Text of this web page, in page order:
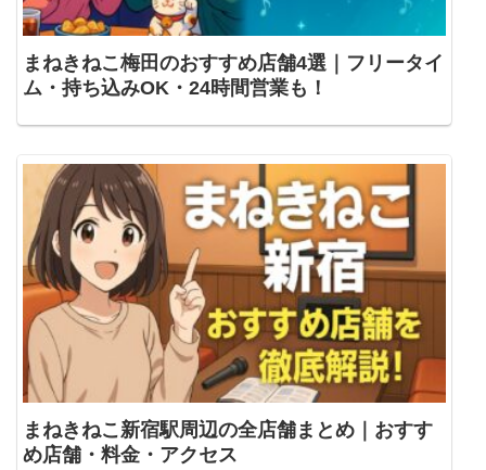
まねきねこ梅田のおすすめ店舗4選｜フリータイ
ム・持ち込みOK・24時間営業も！
まねきねこ新宿駅周辺の全店舗まとめ｜おすす
め店舗・料金・アクセス